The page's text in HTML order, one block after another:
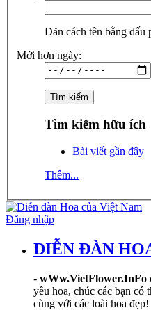
Dãn cách tên bằng dấu
Mới hơn ngày:
Tìm kiếm hữu ích
Bài viết gần đây
Thêm...
Đăng nhập
DIỄN ĐÀN
- wWw.VietFlower.InFo
yêu hoa, chúc các bạn có
cùng với các loài hoa đẹp!